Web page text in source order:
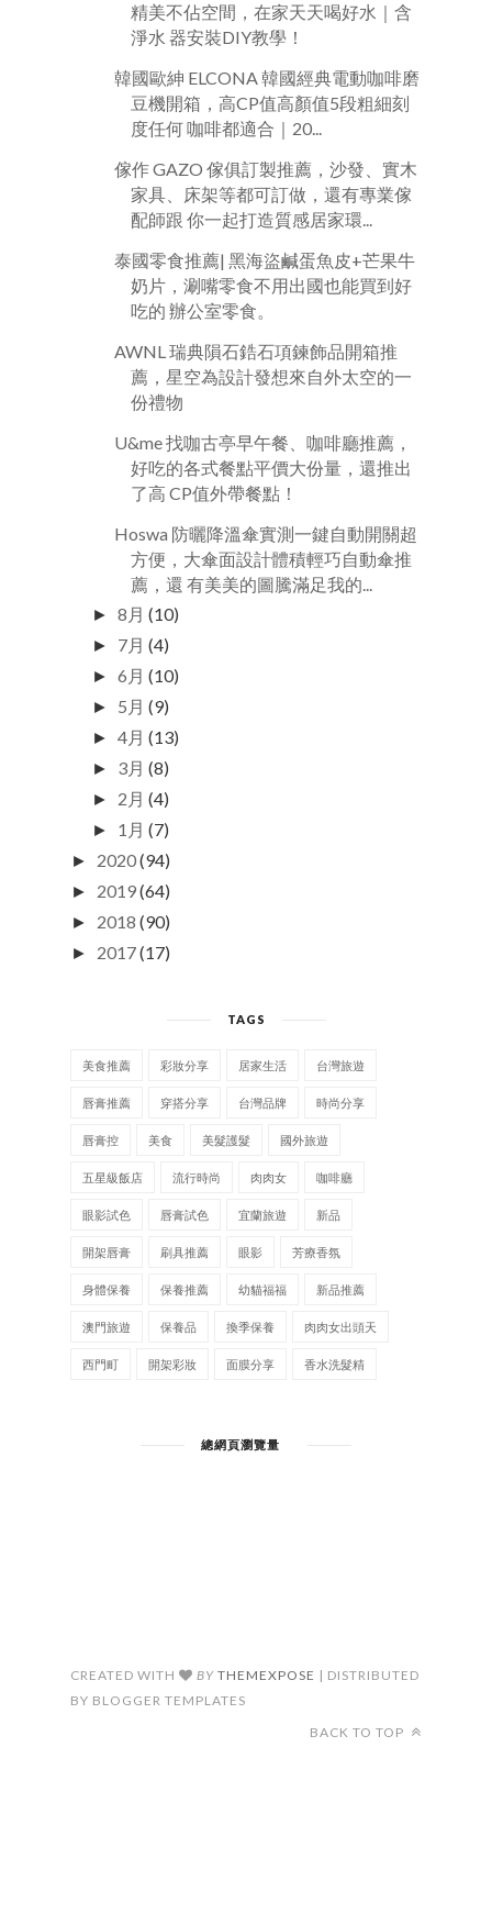
精美不佔空間，在家天天喝好水｜含
淨水 器安裝DIY教學！
韓國歐紳 ELCONA 韓國經典電動咖啡磨
豆機開箱，高CP值高顏值5段粗細刻
度任何 咖啡都適合｜20...
傢作 GAZO 傢俱訂製推薦，沙發、實木
家具、床架等都可訂做，還有專業傢
配師跟 你一起打造質感居家環...
泰國零食推薦| 黑海盜鹹蛋魚皮+芒果牛
奶片，涮嘴零食不用出國也能買到好
吃的 辦公室零食。
AWNL 瑞典隕石鋯石項鍊飾品開箱推
薦，星空為設計發想來自外太空的一
份禮物
U&me 找咖古亭早午餐、咖啡廳推薦，
好吃的各式餐點平價大份量，還推出
了高 CP值外帶餐點！
Hoswa 防曬降溫傘實測一鍵自動開關超
方便，大傘面設計體積輕巧自動傘推
薦，還 有美美的圖騰滿足我的...
►8月 (10)
► 7月 (4)
►6月 (10)
► 5月 (9)
►4月 (13)
► 3月 (8)
► 2月 (4)
► 1月 (7)
► 2020(94)
► 2019(64)
► 2018 (90)
► 2017(17)
TAGS
美食推薦 彩妝分享 居家生活 台灣旅遊
唇膏推薦 穿搭分享 台灣品牌 時尚分享
唇膏控 美食 美髮護髮 國外旅遊
五星級飯店 流行時尚 肉肉女 咖啡廳
眼影試色 唇膏試色 宜蘭旅遊 新品
開架唇膏 刷具推薦 眼影 芳療香氛
身體保養 保養推薦 幼貓福福 新品推薦
澳門旅遊 保養品 換季保養 肉肉女出頭天
西門町 開架彩妝 面膜分享 香水洗髮精
總網頁瀏覽量
CREATED WITH BY THEMEXPOSE | DISTRIBUTED
BY BLOGGER TEMPLATES
BACK TO TOP